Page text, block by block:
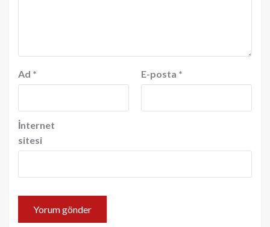
Ad * E-posta *
İnternet
sitesi